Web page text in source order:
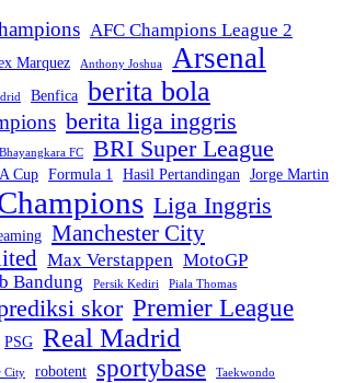
AFC Champions League 2
Marquez Anthony Joshua Arsenal
Benfica berita bola
berita liga inggris
Bhayangkara FC BRI Super League
Cup Formula 1 Hasil Pertandingan Jorge Martin
Liga Inggris
Manchester City
Max Verstappen MotoGP
Bandung Persik Kediri Piala Thomas
skor Premier League
PSG Real Madrid
City robotent sportybase Taekwondo